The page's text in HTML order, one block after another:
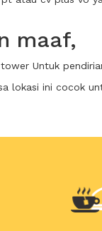
maaf,
Untuk
lokasi ini cocok